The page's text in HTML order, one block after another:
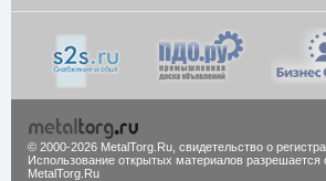
© 2000-2026 MetalTorg.Ru, cвидетельство о
Использование открытых материалов разрешается
MetalTorg.Ru